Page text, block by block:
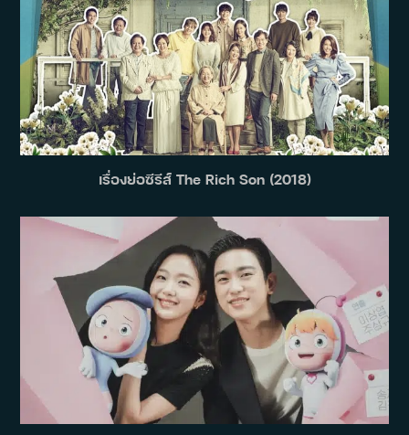
เรื่องย่อซีรีส์ The Rich Son (2018)